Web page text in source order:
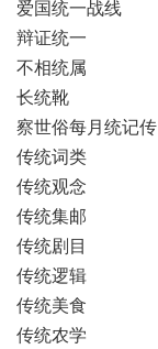
爱国统一战线
辩证统一
不相统属
长统靴
察世俗每月统记传
传统词类
传统观念
传统集邮
传统剧目
传统逻辑
传统美食
传统农学